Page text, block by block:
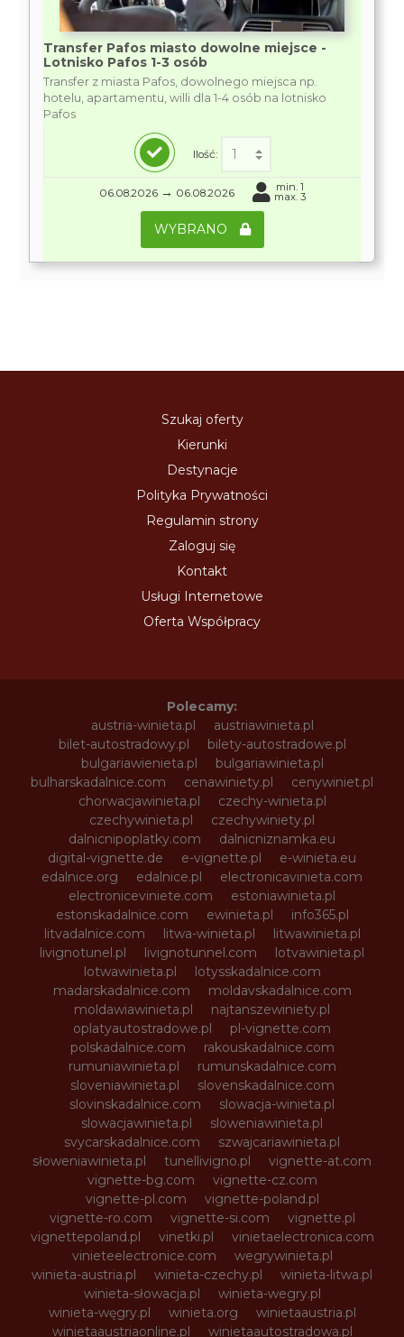
Transfer Pafos miasto dowolne miejsce -
Lotnisko Pafos 1-3 osób
Transfer z miasta Pafos, dowolnego miejsca np.
hotelu, apartamentu, willi dla 1-4 osób na lotnisko
Pafos
Ilość:
06.08.2026 → 06.08.2026 min. 1
max. 3
WYBRANO
Szukaj oferty
Kierunki
Destynacje
Polityka Prywatności
Regulamin strony
Zaloguj się
Kontakt
Usługi Internetowe
Oferta Współpracy
Polecamy:
austria-winieta.pl
austriawinieta.pl
bilet-autostradowy.pl
bilety-autostradowe.pl
bulgariawienieta.pl
bulgariawinieta.pl
bulharskadalnice.com
cenawiniety.pl
cenywiniet.pl
chorwacjawinieta.pl
czechy-winieta.pl
czechywinieta.pl
czechywiniety.pl
dalnicnipoplatky.com
dalnicniznamka.eu
digital-vignette.de
e-vignette.pl
e-winieta.eu
edalnice.org
edalnice.pl
electronicavinieta.com
electroniceviniete.com
estoniawinieta.pl
estonskadalnice.com
ewinieta.pl
info365.pl
litvadalnice.com
litwa-winieta.pl
litwawinieta.pl
livignotunel.pl
livignotunnel.com
lotvawinieta.pl
lotwawinieta.pl
lotysskadalnice.com
madarskadalnice.com
moldavskadalnice.com
moldawiawinieta.pl
najtanszewiniety.pl
oplatyautostradowe.pl
pl-vignette.com
polskadalnice.com
rakouskadalnice.com
rumuniawinieta.pl
rumunskadalnice.com
sloveniawinieta.pl
slovenskadalnice.com
slovinskadalnice.com
slowacja-winieta.pl
slowacjawinieta.pl
sloweniawinieta.pl
svycarskadalnice.com
szwajcariawinieta.pl
słoweniawinieta.pl
tunellivigno.pl
vignette-at.com
vignette-bg.com
vignette-cz.com
vignette-pl.com
vignette-poland.pl
vignette-ro.com
vignette-si.com
vignette.pl
vignettepoland.pl
vinetki.pl
vinietaelectronica.com
vinieteelectronice.com
wegrywinieta.pl
winieta-austria.pl
winieta-czechy.pl
winieta-litwa.pl
winieta-słowacja.pl
winieta-wegry.pl
winieta-węgry.pl
winieta.org
winietaaustria.pl
winietaaustriaonline.pl
winietaautostradowa.pl